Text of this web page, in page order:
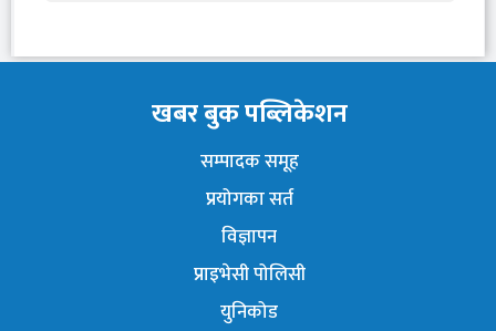
खबर बुक पब्लिकेशन
सम्पादक समूह
प्रयोगका सर्त
विज्ञापन
प्राइभेसी पोलिसी
युनिकोड